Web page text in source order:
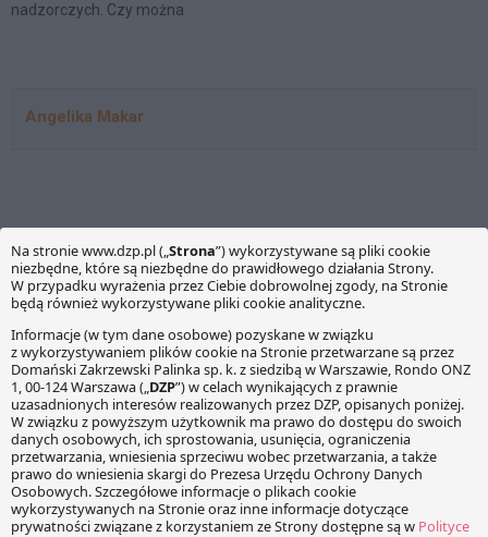
nadzorczych. Czy można
Angelika Makar
KOMENTARZE
Twój adres e-mail nie zostanie opublikowany. Wymagane
pola są oznaczone*
Wiadomość